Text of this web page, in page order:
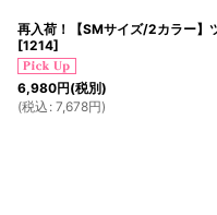
再入荷！【SMサイズ/2カラー】
[1214]
6,980円(税別)
(税込 : 7,678円)